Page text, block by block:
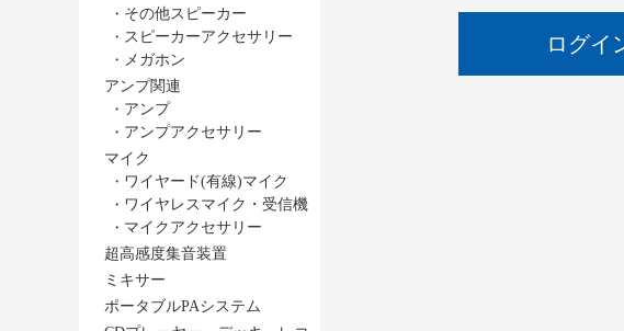
・ その他スピーカー
・ スピーカーアクセサリー
・ メガホン
アンプ関連
・ アンプ
・ アンプアクセサリー
マイク
・ ワイヤード(有線)マイク
・ ワイヤレスマイク・受信機
・ マイクアクセサリー
超高感度集音装置
ミキサー
ポータブルPAシステム
ログイ